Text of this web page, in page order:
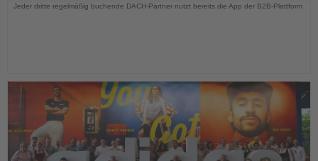
Jeder dritte regelmäßig buchende DACH-Partner nutzt bereits die App der B2B-Plattform